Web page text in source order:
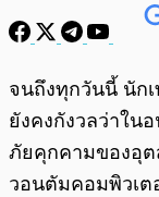
พร้อมเล่น
จนถึงทุกวันนี้ นัก
ยังคงกังวลว่าใน
ภัยคุกคามของอุต
วอนตัมคอมพิวเต